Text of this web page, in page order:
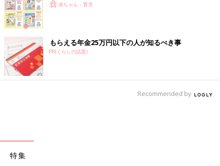
赤ちゃん・育児
もらえる年金25万円以下の人が知るべき事
PR(くらしの話題)
Recommended by
特集